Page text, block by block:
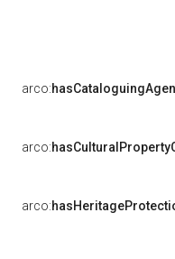
arco:
arco:
arco: